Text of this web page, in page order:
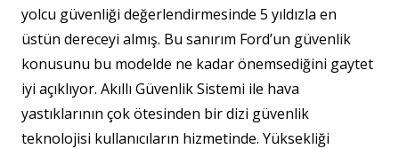
yolcu güvenliği değerlendirmesinde 5 yıldızla en
üstün dereceyi almış. Bu sanırım Ford’un güvenlik
konusunu bu modelde ne kadar önemsediğini gaytet
iyi açıklıyor. Akıllı Güvenlik Sistemi ile hava
yastıklarının çok ötesinden bir dizi güvenlik
teknolojisi kullanıcıların hizmetinde. Yüksekliği